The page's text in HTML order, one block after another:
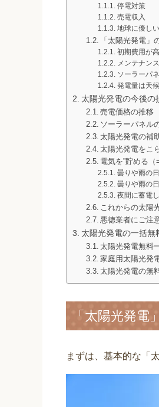
停電対策
売電収入
地球に優しい
「太陽光発電」
初期費用が
メンテナン
ソーラーパ
発電量は天
太陽光発電の今後の
売電価格の推移
ソーラーパネル
太陽光発電の補
太陽光発電をこ
電気を”貯める（
曇りや雨の
曇りや雨の
夜間に蓄電
これからの太陽
悪徳業者にご注
太陽光発電の一括無
太陽光発電無料
家庭用太陽光発
太陽光発電の無
「太陽光発
まずは、基本的な「